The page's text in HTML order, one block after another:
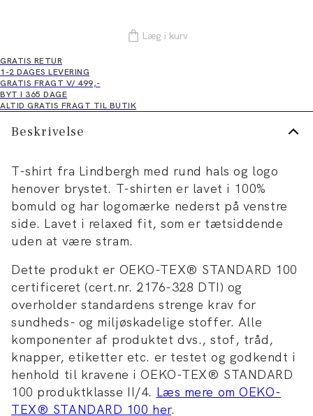
Læg i kurv
GRATIS RETUR
1-2 DAGES LEVERING
GRATIS FRAGT V/ 499,-
BYT I 365 DAGE
ALTID GRATIS FRAGT TIL BUTIK
Beskrivelse
T-shirt fra Lindbergh med rund hals og logo
henover brystet. T-shirten er lavet i 100%
bomuld og har logomærke nederst på venstre
side. Lavet i relaxed fit, som er tætsiddende
uden at være stram.
Dette produkt er OEKO-TEX® STANDARD 100
certificeret (cert.nr. 2176-328 DTI) og
overholder standardens strenge krav for
sundheds- og miljøskadelige stoffer. Alle
komponenter af produktet dvs., stof, tråd,
knapper, etiketter etc. er testet og godkendt i
henhold til kravene i OEKO-TEX® STANDARD
100 produktklasse II/4. Læs mere om OEKO-
TEX® STANDARD 100 her.